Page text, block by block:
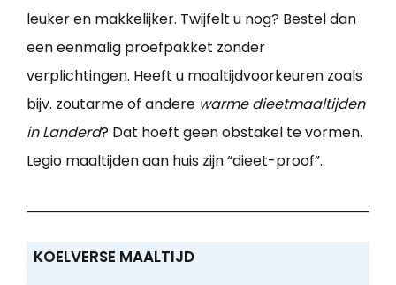
leuker en makkelijker. Twijfelt u nog? Bestel dan
een eenmalig proefpakket zonder
verplichtingen. Heeft u maaltijdvoorkeuren zoals
bijv. zoutarme of andere warme dieetmaaltijden
in Landerd? Dat hoeft geen obstakel te vormen.
Legio maaltijden aan huis zijn “dieet-proof”.
KOELVERSE MAALTIJD